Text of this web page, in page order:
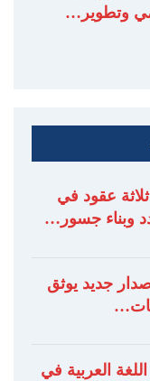
وتطوير…
عقود في
وبناء جسور…
جديد يوثق
العربية في